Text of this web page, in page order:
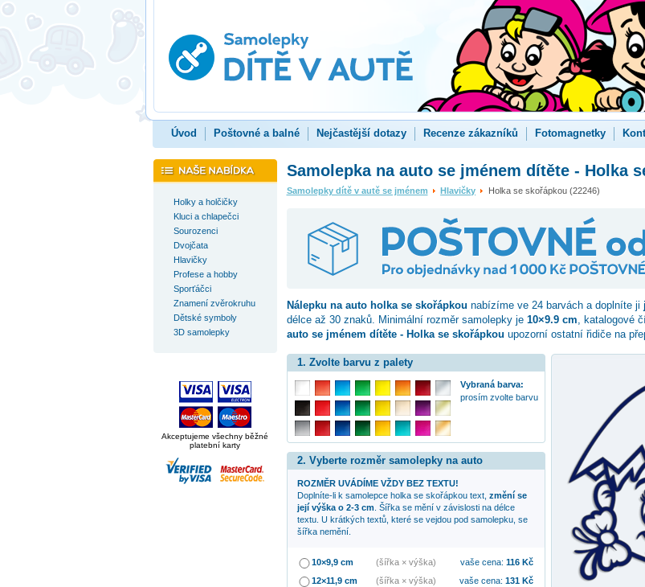
Úvod Poštovné a balné Nejčastější dotazy Recenze zákazníků Fotomagnetky
Holky a holčičky
Kluci a chlapečci
Sourozenci
Dvojčata
Hlavičky
Profese a hobby
Sporťáčci
Znamení zvěrokruhu
Dětské symboly
3D samolepky
Akceptujeme všechny běžné
platební karty
Samolepka na auto se jménem dítěte - Holka
Samolepky dítě v autě se jménem Hlavičky Holka se skořápkou (22246)
Nálepku na auto holka se skořápkou nabízíme ve 24 barvách a doplníte ji
délce až 30 znaků. Minimální rozměr samolepky je 10×9.9 cm, katalogové
auto se jménem dítěte - Holka se skořápkou upozorní ostatní řidiče na
1. Zvolte barvu z palety
Vybraná barva:
prosím zvolte barvu
2. Vyberte rozměr samolepky na auto
ROZMĚR UVÁDÍME VŽDY BEZ TEXTU!
Doplníte-li k samolepce holka se skořápkoutext, změní se
její výška o 2-3 cm. Šířka se mění v závislosti na délce
textu. U krátkých textů, které se vejdou pod samolepku, se
šířka nemění.
10×9,9 cm (šířka × výška) vaše cena: 116Kč
12×11,9 cm
(šířka × výška) vaše cena: 131Kč